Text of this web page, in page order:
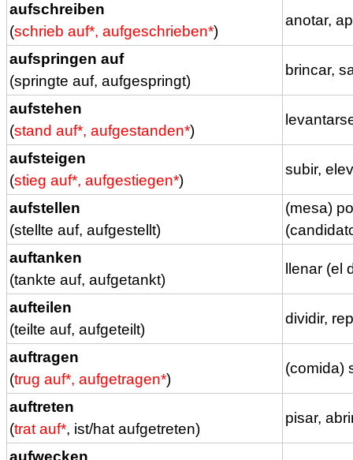
aufschreiben
(schrieb auf*, aufgeschrieben*)
anotar,
aufspringen auf
(springte auf, aufgespringt)
brincar,
aufstehen
(stand auf*, aufgestanden*)
aufsteigen
(stieg auf*, aufgestiegen*)
subir,
aufstellen
(stellte auf, aufgestellt)
(mesa)
auftanken
(tankte auf, aufgetankt)
llenar (el
aufteilen
(teilte auf, aufgeteilt)
dividir,
auftragen
(trug auf*, aufgetragen*)
(comida)
auftreten
(trat auf*, ist/hat aufgetreten)
pisar,
aufwecken